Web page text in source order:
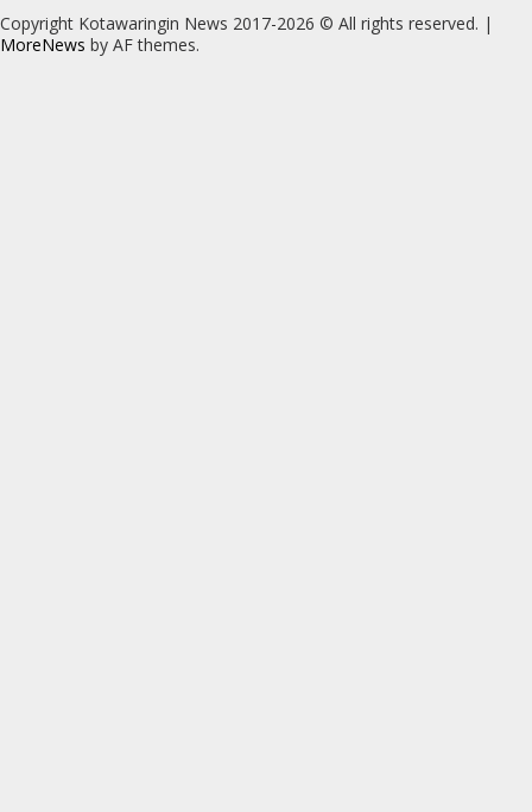
Copyright Kotawaringin News 2017-2026 © All rights reserved. |
MoreNews by AF themes.